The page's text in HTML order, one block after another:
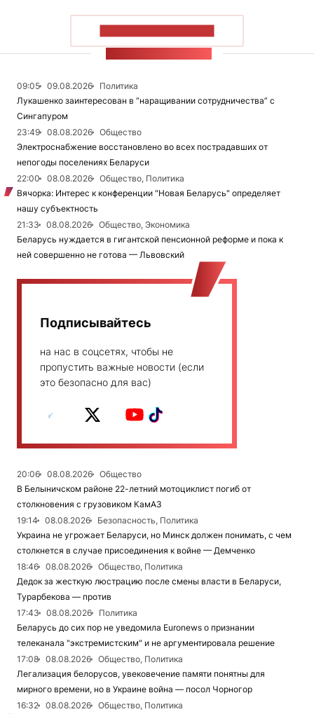
09:05 09.08.2026
Политика
Лукашенко заинтересован в “наращивании сотрудничества” с
Сингапуром
23:49
08.08.2026
Общество
Электроснабжение восстановлено во всех пострадавших от
непогоды поселениях Беларуси
22:00
08.08.2026
Общество, Политика
Вячорка: Интерес к конференции "Новая Беларусь" определяет
нашу субъектность
21:33
08.08.2026
Общество, Экономика
Беларусь нуждается в гигантской пенсионной реформе и пока к
ней совершенно не готова — Львовский
Подписывайтесь
на нас в соцсетях, чтобы не
пропустить важные новости (если
это безопасно для вас)
20:06 08.08.2026
Общество
В Белыничском районе 22-летний мотоциклист погиб от
столкновения с грузовиком КамАЗ
19:14
08.08.2026
Безопасность, Политика
Украина не угрожает Беларуси, но Минск должен понимать, с чем
столкнется в случае присоединения к войне — Демченко
18:46
08.08.2026
Общество, Политика
Дедок за жесткую люстрацию после смены власти в Беларуси,
Турарбекова — против
17:43
08.08.2026
Политика
Беларусь до сих пор не уведомила Euronews о признании
телеканала "экстремистским" и не аргументировала решение
17:08
08.08.2026
Общество, Политика
Легализация белорусов, увековечение памяти понятны для
мирного времени, но в Украине война — посол Чорногор
16:32
08.08.2026
Общество, Политика